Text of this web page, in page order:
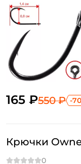
165 ₽550 ₽ -
Крючки